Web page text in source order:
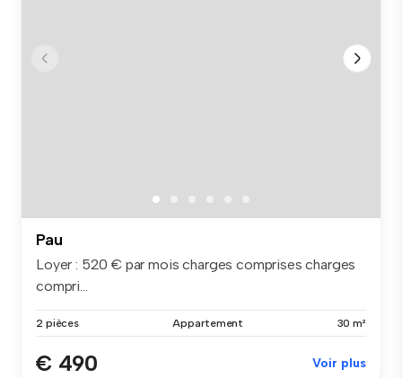
Pau
Loyer : 520 € par mois charges comprises charges
compri...
2 pièces Appartement 30 m²
€ 490 Voir plus